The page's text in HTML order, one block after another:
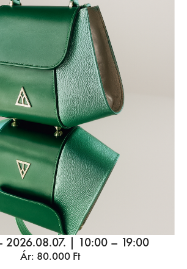
2026.08.07. | 10:00 – 19:00
Ár: 80.000 Ft